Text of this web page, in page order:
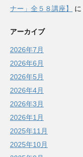
ナー」全５８講座】
に
アーカイブ
2026年7月
2026年6月
2026年5月
2026年4月
2026年3月
2026年1月
2025年11月
2025年10月